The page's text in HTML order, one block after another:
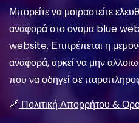
Μπορείτε να μοιραστείτε
αναφορά στο ονομα blue
website. Επιτρέπεται η
αναφορά, αρκεί να μην
που να οδηγεί σε
🔗 Πολιτική Απορρήτου &